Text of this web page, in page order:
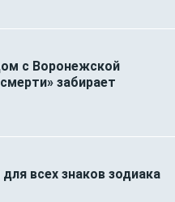
с Воронежской
забирает
всех знаков зодиака